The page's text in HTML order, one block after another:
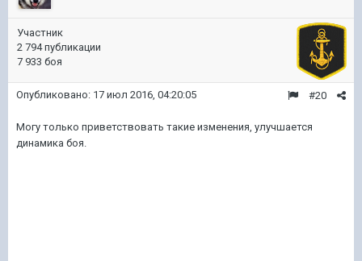
Участник
2 794 публикации
7 933 боя
#20
Опубликовано: 17 июл 2016, 04:20:05
Могу только приветствовать такие изменения, улучшается
динамика боя.